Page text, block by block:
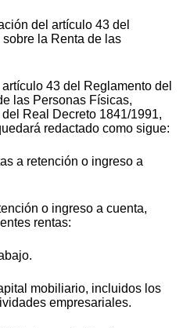
del artículo 43 del
la Renta de las
43 del Reglamento del
las Personas Físicas,
Real Decreto 1841/1991,
redactado como sigue:
a retención o ingreso a
o ingreso a cuenta,
rentas:
mobiliario, incluidos los
empresariales.